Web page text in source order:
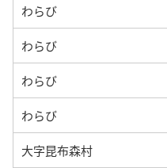
わらび
わらび
わらび
わらび
大字昆布森村